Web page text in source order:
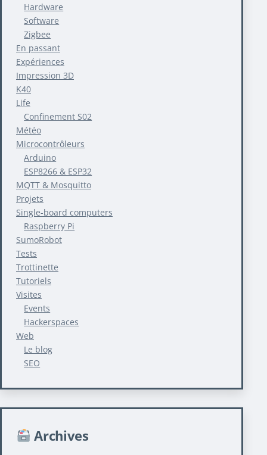
Hardware
Software
Zigbee
En passant
Expériences
Impression 3D
K40
Life
Confinement S02
Météo
Microcontrôleurs
Arduino
ESP8266 & ESP32
MQTT & Mosquitto
Projets
Single-board computers
Raspberry Pi
SumoRobot
Tests
Trottinette
Tutoriels
Visites
Events
Hackerspaces
Web
Le blog
SEO
Archives